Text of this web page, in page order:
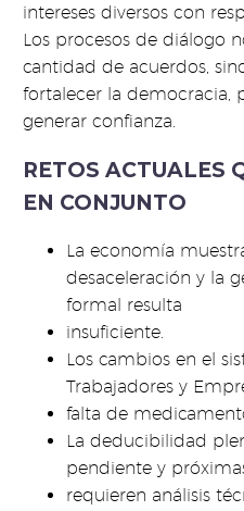
intereses diversos con
Los procesos de diálogo
cantidad de acuerdos,
fortalecer la democracia,
generar confianza.
RETOS ACTUALES
EN CONJUNTO
La economía
desaceleración y la
formal resulta
insuficiente.
Los cambios en el
Trabajadores y
falta de
La deducibilidad
pendiente y
requieren análisis